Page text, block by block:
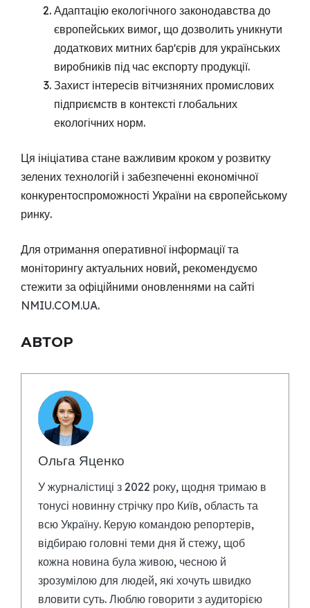
Адаптацію екологічного законодавства до
європейських вимог, що дозволить уникнути
додаткових митних барʼєрів для українських
виробників під час експорту продукції.
Захист інтересів вітчизняних промислових
підприємств в контексті глобальних
екологічних норм.
Ця ініціатива стане важливим кроком у розвитку
зелених технологій і забезпеченні економічної
конкурентоспроможності України на європейському
ринку.
Для отримання оперативної інформації та
моніторингу актуальних новий, рекомендуємо
стежити за офіційними оновленнями на сайті
NMIU.COM.UA.
АВТОР
Ольга Яценко
У журналістиці з 2022 року, щодня тримаю в
тонусі новинну стрічку про Київ, область та
всю Україну. Керую командою репортерів,
відбираю головні теми дня й стежу, щоб
кожна новина була живою, чесною й
зрозумілою для людей, які хочуть швидко
вловити суть. Люблю говорити з аудиторією